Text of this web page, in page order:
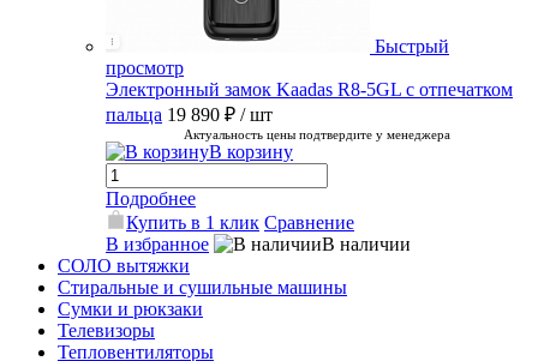
Быстрый
просмотр
Электронный замок Kaadas R8-5GL с отпечатком
пальца 19 890 ₽ / шт
Актуальность цены подтвердите у менеджера
В корзину
Подробнее
Купить в 1 клик Сравнение
В избранное
В наличии
СОЛО вытяжки
Стиральные и сушильные машины
Сумки и рюкзаки
Телевизоры
Тепловентиляторы